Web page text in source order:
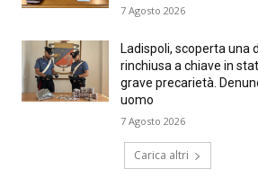
7 Agosto 2026
Ladispoli, scoperta una
rinchiusa a chiave in
grave precarietà.
uomo
7 Agosto 2026
Carica altri